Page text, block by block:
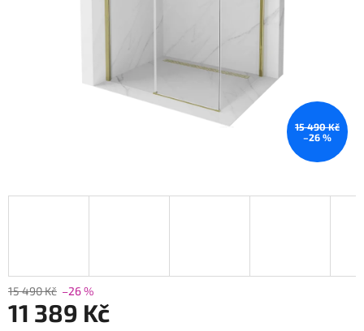
15 490 Kč
–26 %
15 490 Kč –26 %
11 389 Kč